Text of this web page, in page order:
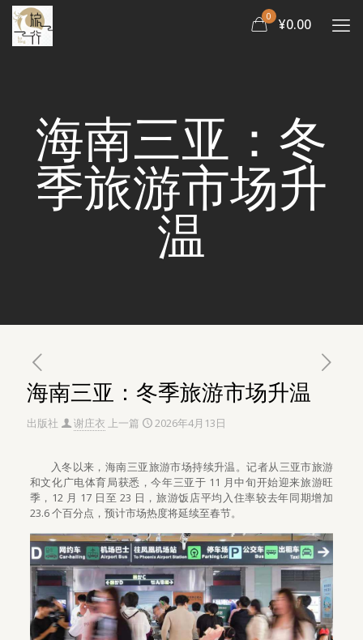
0 ¥0.00
海南三亚：冬
季旅游市场升
温
海南三亚：冬季旅游市场升温
出版社 谢庄衣 上一篇 2026年4月13日
入冬以来，海南三亚旅游市场持续升温。记者从三亚市旅游
和文化广电体育局获悉，今年三亚于 11 月中旬开始迎来旅游旺
季，12 月 17 日至 23 日，旅游饭店平均入住率较去年同期增加
23.6 个百分点，预计市场热度将延续至春节。